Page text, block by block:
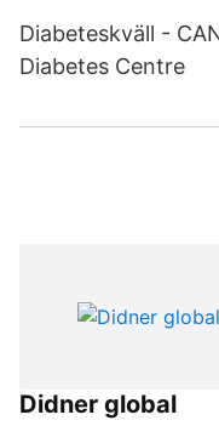
Diabeteskväll -
Diabetes Centre
Didner global